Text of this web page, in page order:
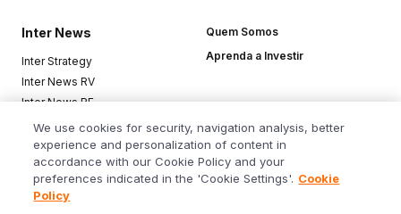
Inter News
Inter Strategy
Inter News RV
Inter News RF
Top Funds
Quem Somos
Aprenda a Investir
Baixe o app
We use cookies for security, navigation analysis, better
experience and personalization of content in
accordance with our Cookie Policy and your
preferences indicated in the 'Cookie Settings'. Cookie
Policy